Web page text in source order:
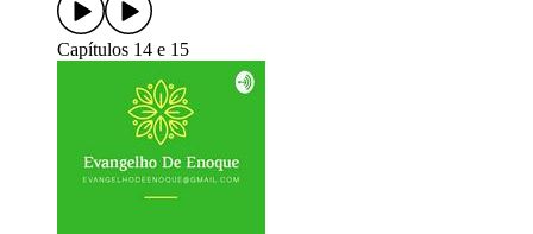
Capítulos 14 e 15